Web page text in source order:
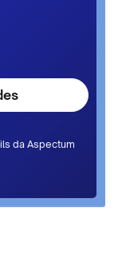
da Aspectum